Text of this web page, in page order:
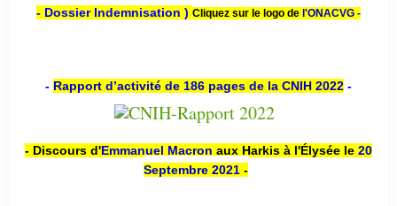
- Dossier Indemnisation ) Cliquez sur le logo de l'ONACVG -
- Rapport d’activité de 186 pages de la CNIH 2022 -
- Discours d'Emmanuel Macron aux Harkis à l'Élysée le 20
Septembre 2021 -